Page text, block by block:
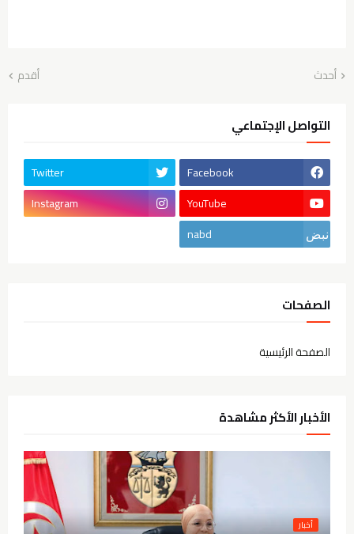
أحدث أقدم
التواصل الإجتماعي
Facebook
Twitter
YouTube
Instagram
nabd
الصفحات
الصفحة الرئيسية
الأخبار الأكثر مشاهدة
أخبار